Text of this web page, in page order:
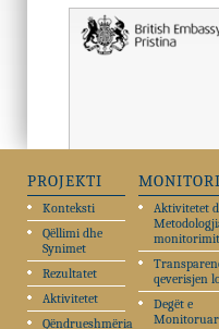
PROJEKTI
Konteksti
Qëllimi dhe
Synimet
Rezultatet
Aktivitetet
Qëndrueshmëria
Aktivitetet
monitorimit
qeverisjen
Degët e